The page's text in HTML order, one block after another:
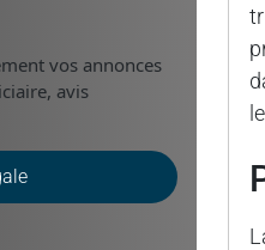
vos annonces
avis